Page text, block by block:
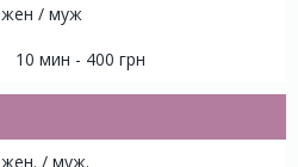
жен / муж
10 мин - 400 грн
жен. / муж.